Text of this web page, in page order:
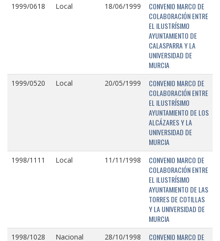
1999/0618 Local 18/06/1999
CONVENIO MARCO DE
COLABORACIÓN ENTRE
EL ILUSTRÍSIMO
AYUNTAMIENTO DE
CALASPARRA Y LA
UNIVERSIDAD DE
MURCIA
1999/0520 Local 20/05/1999
CONVENIO MARCO DE
COLABORACIÓN ENTRE
EL ILUSTRÍSIMO
AYUNTAMIENTO DE LOS
ALCÁZARES Y LA
UNIVERSIDAD DE
MURCIA
1998/1111 Local 11/11/1998
CONVENIO MARCO DE
COLABORACIÓN ENTRE
EL ILUSTRÍSIMO
AYUNTAMIENTO DE LAS
TORRES DE COTILLAS
Y LA UNIVERSIDAD DE
MURCIA
1998/1028 Nacional 28/10/1998
CONVENIO MARCO DE